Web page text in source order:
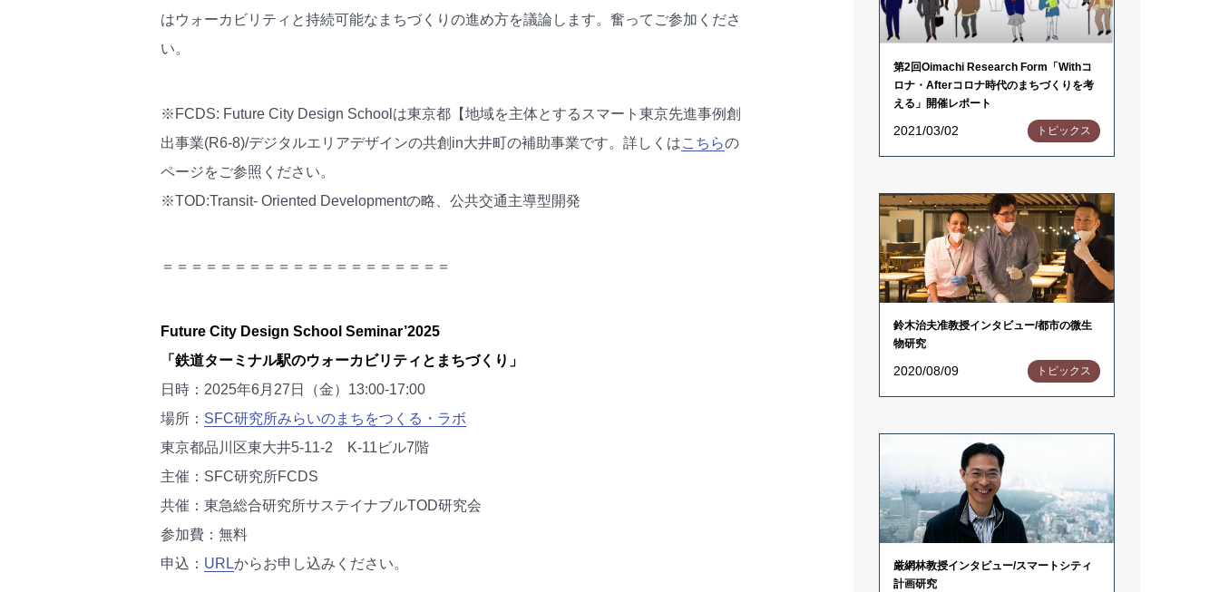
はウォーカビリティと持続可能なまちづくりの進め方を議論します。奮ってご参加くださ
い。
※FCDS: Future City Design Schoolは東京都【地域を主体とするスマート東京先進事例創
出事業(R6-8)/デジタルエリアデザインの共創in大井町の補助事業です。詳しくはこちらの
ページをご参照ください。
※TOD:Transit- Oriented Developmentの略、公共交通主導型開発
＝＝＝＝＝＝＝＝＝＝＝＝＝＝＝＝＝＝＝＝
Future City Design School Seminar’2025
「鉄道ターミナル駅のウォーカビリティとまちづくり」
日時：2025年6月27日（金）13:00-17:00
場所： SFC研究所みらいのまちをつくる・ラボ
東京都品川区東大井5-11-2 K-11ビル7階
主催：SFC研究所FCDS
共催：東急総合研究所サステイナブルTOD研究会
参加費：無料
申込： URLからお申し込みください。
第2回Oimachi Research Form「Withコ
ロナ・Afterコロナ時代のまちづくりを考
える」開催レポート
2021/03/02 トピックス
鈴木治夫准教授インタビュー/都市の微生
物研究
2020/08/09 トピックス
厳網林教授インタビュー/スマートシティ
計画研究